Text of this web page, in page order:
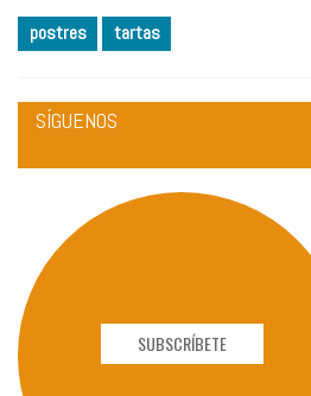
postres tartas
SÍGUENOS
SUBSCRÍBETE